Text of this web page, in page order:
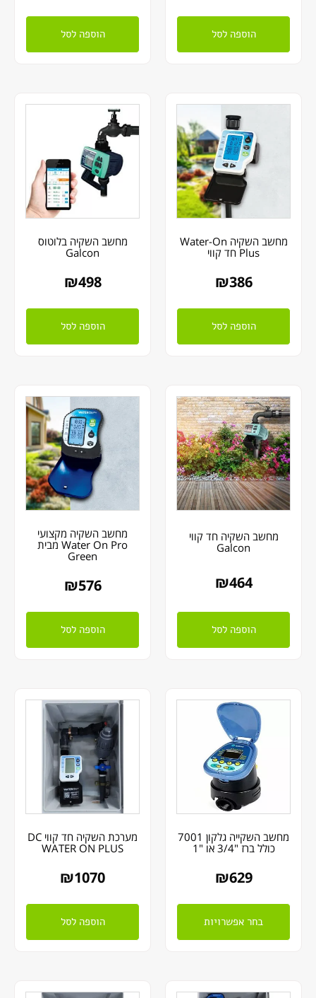
הוספה לסל הוספה לסל
מחשב השקיה Water-On
Plus חד קווי
₪386
הוספה לסל
מחשב השקיה בלוטוס
Galcon
₪498
הוספה לסל
מחשב השקיה חד קווי
Galcon
₪464
הוספה לסל
מחשב השקיה מקצועי
Water On Pro מבית
Green
₪576
הוספה לסל
מחשב השקייה גלקון 7001
כולל ברז "3/4 או "1
₪629
בחר אפשרויות
מערכת השקיה חד קווי DC
WATER ON PLUS
₪1070
הוספה לסל